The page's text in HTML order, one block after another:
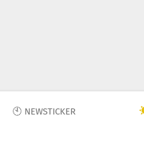
🕙 NEWSTICKER